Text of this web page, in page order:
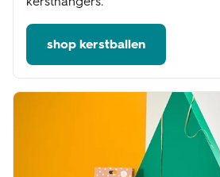
shop kerstballen